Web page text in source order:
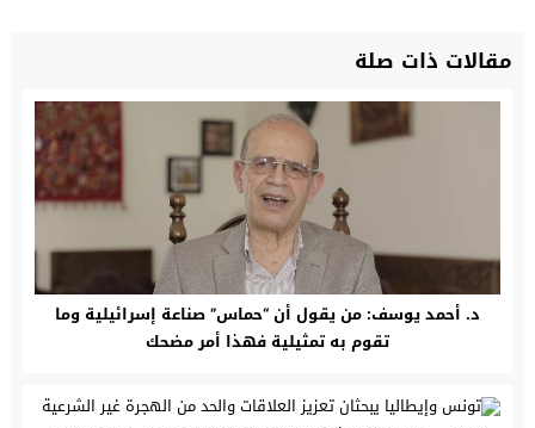
مقالات ذات صلة
د. أحمد يوسف: من يقول أن “حماس” صناعة إسرائيلية وما
تقوم به تمثيلية فهذا أمر مضحك